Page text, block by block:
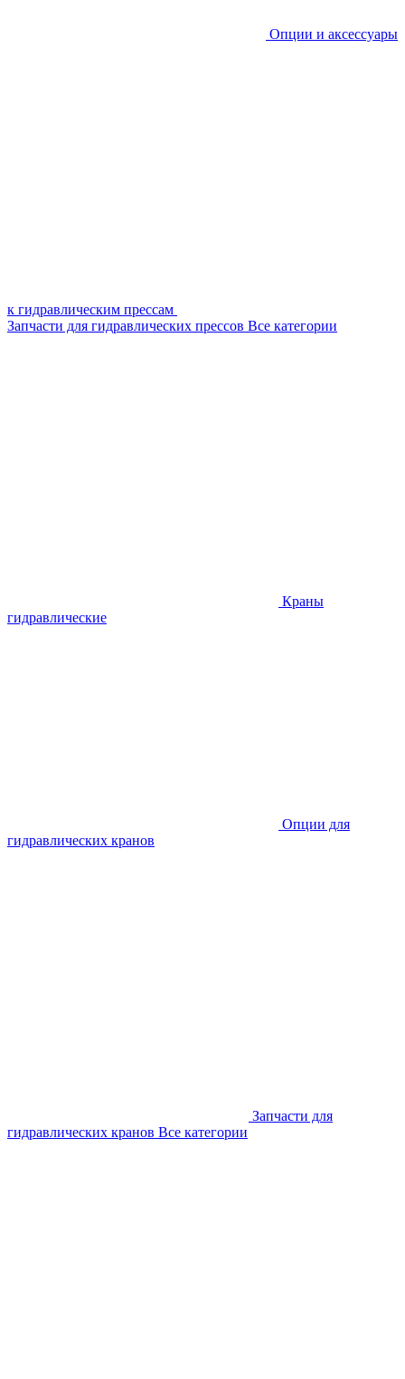
Опции и аксессуары
к гидравлическим прессам
Запчасти для гидравлических прессов Все категории
Краны
гидравлические
Опции для
гидравлических кранов
Запчасти для
гидравлических кранов Все категории